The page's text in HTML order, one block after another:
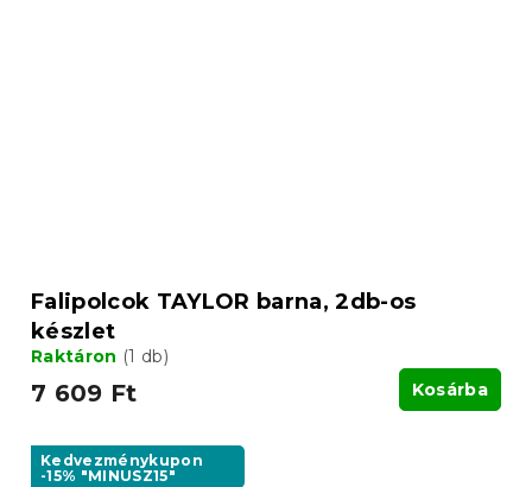
Falipolcok TAYLOR barna, 2db-os
készlet
Raktáron (1 db)
7 609 Ft Kosárba
Kedvezménykupon
-15% "MINUSZ15"